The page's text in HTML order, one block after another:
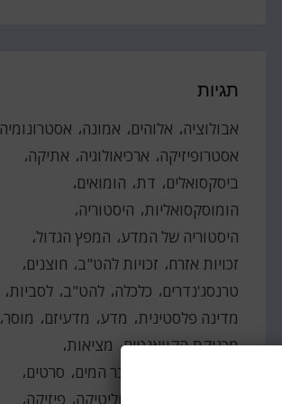
תגיות
אבולוציה אלוהים אמונה
אסטרונומיה
אסטרופיזיקה
ארכיאולוגיה
אתיקה
ביסקסואלים
דת הומואים
הומוסקסואליות היסטוריה
היסטוריה של המדע המפץ הגדול
זכויות אזרח
זכויות להט"ב חוצנים
טרנסג'נדרים
כלכלה להט"ב לסביות
מדינה פלסטינית
מדע מדעיזם
מוסר
מכניקת הקוואנטים מציאות
משבר המים
סרטים
פוליטיקה
פיזיקה